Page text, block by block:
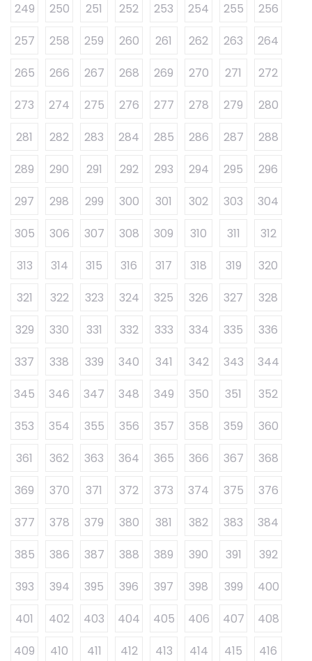
249
250 251 252 253 254 255
256
257
258 259 260 261 262 263
264
265
266 267 268 269 270 271
272
273
274 275 276 277 278 279
280
281
282 283 284 285 286 287
288
289
290 291 292 293 294 295
296
297
298 299 300 301 302 303
304
305
306 307 308 309 310 311
312
313
314 315 316 317 318 319
320
321
322 323 324 325 326 327
328
329
330 331 332 333 334 335
336
337
338 339 340 341 342 343
344
345
346 347 348 349 350 351
352
353
354 355 356 357 358 359
360
361
362 363 364 365 366 367
368
369
370 371 372 373 374 375
376
377
378 379 380 381 382 383
384
385
386 387 388 389 390 391
392
393
394 395 396 397 398 399
400
401
402 403 404 405 406 407
408
409
410 411 412 413 414 415 416